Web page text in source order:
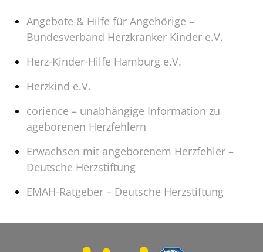
Angebote & Hilfe für Angehörige –
Bundesverband Herzkranker Kinder e.V.
Herz-Kinder-Hilfe Hamburg e.V.
Herzkind e.V.
corience – unabhängige Information zu
ageborenen Herzfehlern
Erwachsen mit angeborenem Herzfehler –
Deutsche Herzstiftung
EMAH-Ratgeber – Deutsche Herzstiftung